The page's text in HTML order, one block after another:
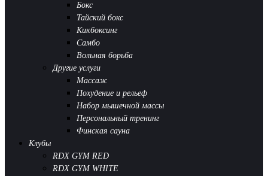
Бокс
Тайский бокс
Кикбоксинг
Самбо
Вольная борьба
Другие услуги
Массаж
Похудение и рельеф
Набор мышечной массы
Персональный тренинг
Финская сауна
Клубы
RDX GYM RED
RDX GYM WHITE